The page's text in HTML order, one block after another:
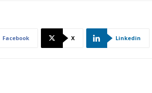
Facebook X Linkedin